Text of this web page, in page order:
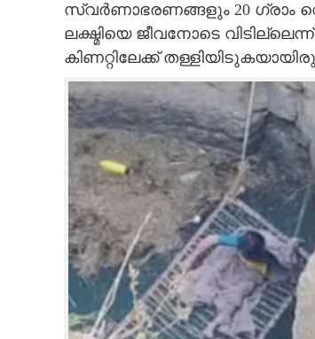
സ്വർണാഭരണങ്ങളും 20 ഗ്രാം
ലക്ഷ്മിയെ ജീവനോടെ
കിണറ്റിലേക്ക്